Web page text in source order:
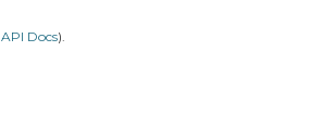
API Docs).